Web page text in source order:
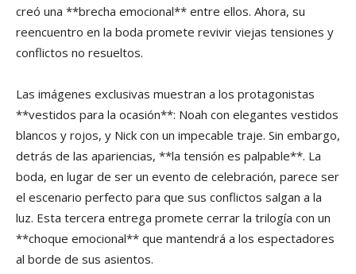
creó una **brecha emocional** entre ellos. Ahora, su
reencuentro en la boda promete revivir viejas tensiones y
conflictos no resueltos.
Las imágenes exclusivas muestran a los protagonistas
**vestidos para la ocasión**: Noah con elegantes vestidos
blancos y rojos, y Nick con un impecable traje. Sin embargo,
detrás de las apariencias, **la tensión es palpable**. La
boda, en lugar de ser un evento de celebración, parece ser
el escenario perfecto para que sus conflictos salgan a la
luz. Esta tercera entrega promete cerrar la trilogía con un
**choque emocional** que mantendrá a los espectadores
al borde de sus asientos.